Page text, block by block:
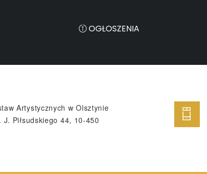
OGŁOSZENIA
Artystycznych w Olsztynie
J. Piłsudskiego 44, 10-450